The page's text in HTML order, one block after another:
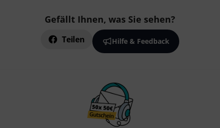
Gefällt Ihnen, was Sie sehen?
Teilen Hilfe & Feedback